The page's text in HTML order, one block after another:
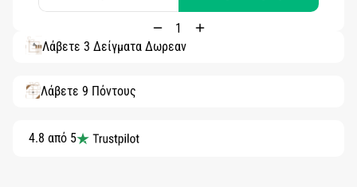
Λάβετε 3 Δείγματα Δωρεάν
Λάβετε 9 Πόντους
4.8 από 5